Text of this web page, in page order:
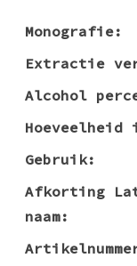
Monografie:
Extractie
Alcohol
Hoeveelheid
Gebruik:
Afkorting
naam: